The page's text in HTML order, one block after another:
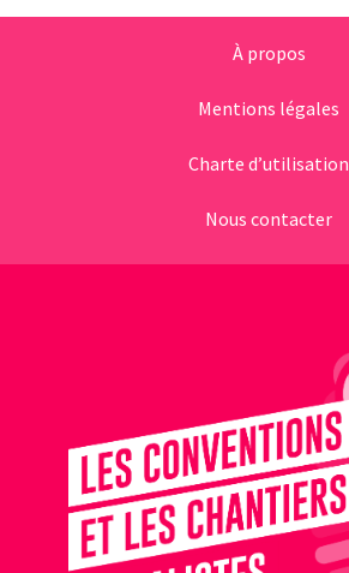
À propos
Mentions légales
Charte d’utilisation
Nous contacter